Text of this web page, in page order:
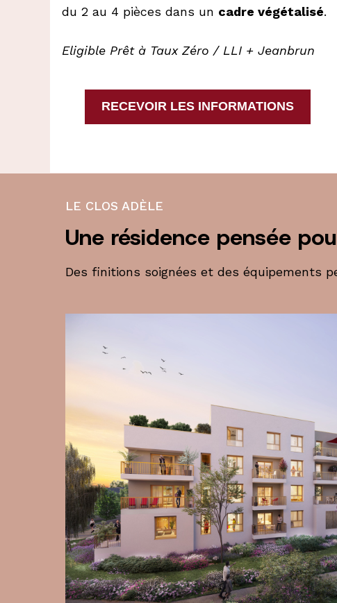
du 2 au 4 pièces dans un cadre végétalisé.
Eligible Prêt à Taux Zéro / LLI + Jeanbrun
RECEVOIR LES INFORMATIONS
LE CLOS ADÈLE
Une résidence pensée
Des finitions soignées et des équipements